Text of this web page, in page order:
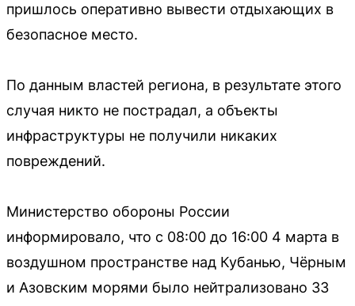
пришлось оперативно вывести отдыхающих в
безопасное место.
По данным властей региона, в результате этого
случая никто не пострадал, а объекты
инфраструктуры не получили никаких
повреждений.
Министерство обороны России
информировало, что с 08:00 до 16:00 4 марта в
воздушном пространстве над Кубанью, Чёрным
и Азовским морями было нейтрализовано 33